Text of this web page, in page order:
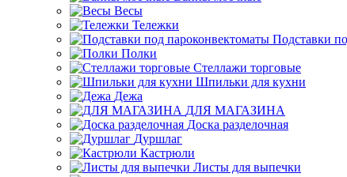
Весы
Тележки
Подставки
Полки
Стеллажи торговые
Шпильки для кухни
Дежа
ДЛЯ МАГАЗИНА
Доска разделочная
Дуршлаг
Кастрюли
Листы для выпечки